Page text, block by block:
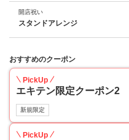
開店祝い
スタンドアレンジ
おすすめのクーポン
PickUp
エキテン限定クーポン2
新規限定
PickUp